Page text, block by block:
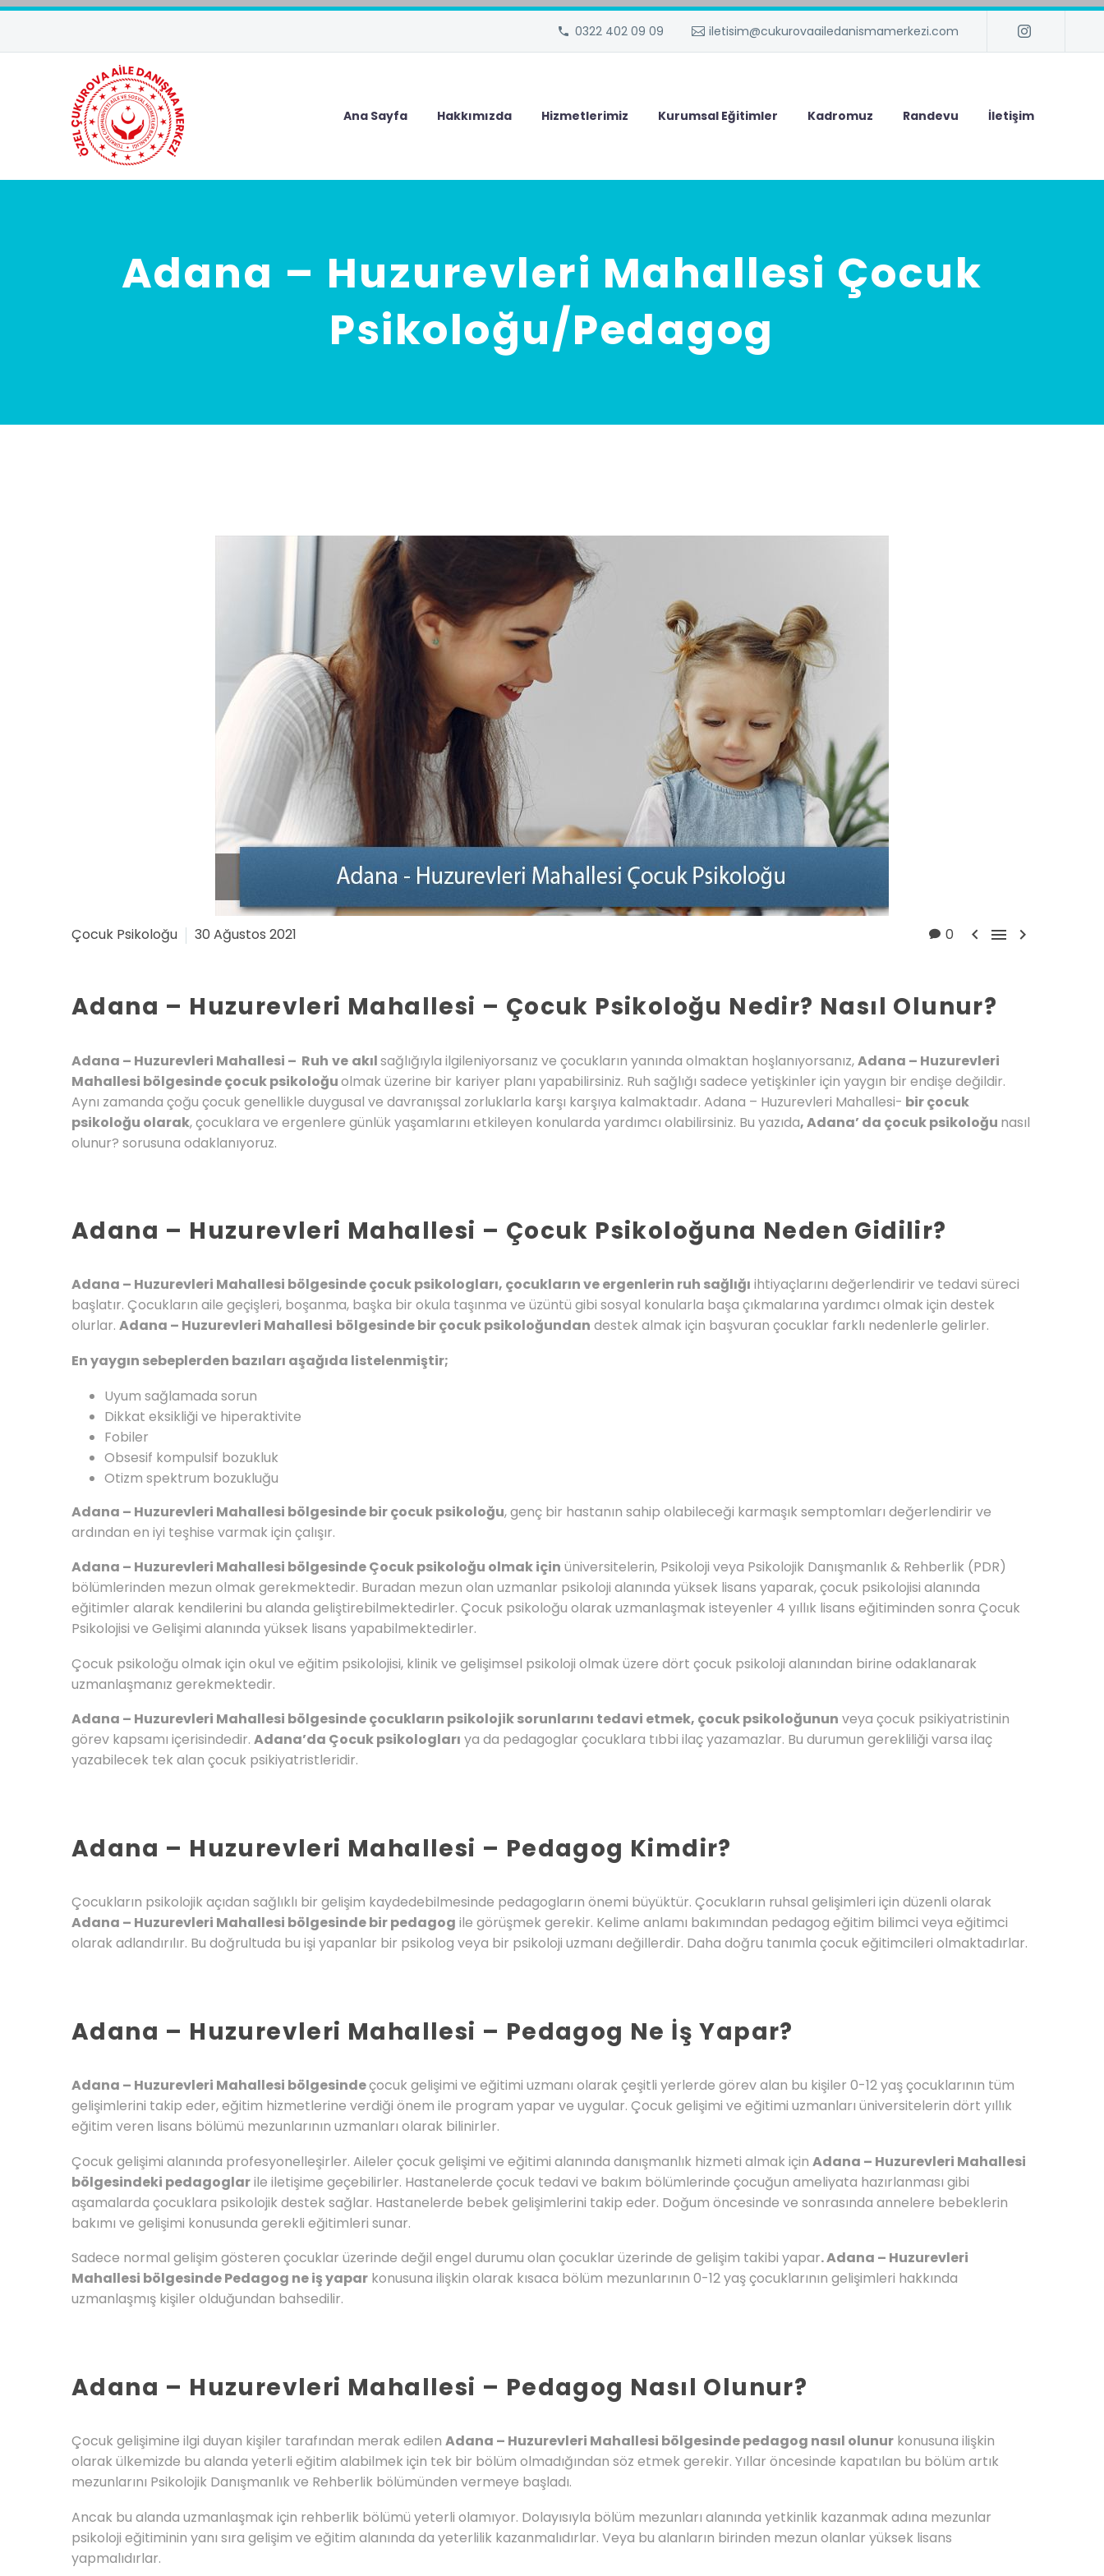
0322 402 09 09 iletisim@cukurovaailedanismamerkezi.com
Ana Sayfa Hakkımızda Hizmetlerimiz Kurumsal Eğitimler Kadromuz Randevu İletişim
Adana – Huzurevleri Mahallesi Çocuk
Psikoloğu/Pedagog
0   
Çocuk Psikoloğu 30 Ağustos 2021
Adana – Huzurevleri Mahallesi – Çocuk Psikoloğu Nedir? Nasıl Olunur?
Adana – Huzurevleri Mahallesi – Ruh ve akılsağlığıyla ilgileniyorsanız ve çocukların yanında olmaktan hoşlanıyorsanız,Adana – Huzurevleri
Mahallesi bölgesinde çocuk psikoloğuolmak üzerine bir kariyer planı yapabilirsiniz. Ruh sağlığı sadece yetişkinler için yaygın bir endişe değildir.
Aynı zamanda çoğu çocuk genellikle duygusal ve davranışsal zorluklarla karşı karşıya kalmaktadır. Adana – Huzurevleri Mahallesi- bir çocuk
psikoloğu olarak, çocuklara ve ergenlere günlük yaşamlarını etkileyen konularda yardımcı olabilirsiniz. Bu yazıda, Adana’ da çocuk psikoloğu nasıl
olunur? sorusuna odaklanıyoruz.
Adana – Huzurevleri Mahallesi – Çocuk Psikoloğuna Neden Gidilir?
Adana – Huzurevleri Mahallesi bölgesinde çocuk psikologları, çocukların ve ergenlerin ruh sağlığı ihtiyaçlarını değerlendirir ve tedavi süreci
başlatır. Çocukların aile geçişleri, boşanma, başka bir okula taşınma ve üzüntü gibi sosyal konularla başa çıkmalarına yardımcı olmak için destek
olurlar. Adana – Huzurevleri Mahallesi bölgesinde bir çocuk psikoloğundan destek almak için başvuran çocuklar farklı nedenlerle gelirler.
En yaygın sebeplerden bazıları aşağıda listelenmiştir;
Uyum sağlamada sorun
Dikkat eksikliği ve hiperaktivite
Fobiler
Obsesif kompulsif bozukluk
Otizm spektrum bozukluğu
Adana – Huzurevleri Mahallesi bölgesinde bir çocuk psikoloğu, genç bir hastanın sahip olabileceği karmaşık semptomları değerlendirir ve
ardından en iyi teşhise varmak için çalışır.
Adana – Huzurevleri Mahallesi bölgesinde Çocuk psikoloğu olmak için üniversitelerin, Psikoloji veya Psikolojik Danışmanlık & Rehberlik (PDR)
bölümlerinden mezun olmak gerekmektedir. Buradan mezun olan uzmanlar psikoloji alanında yüksek lisans yaparak, çocuk psikolojisi alanında
eğitimler alarak kendilerini bu alanda geliştirebilmektedirler. Çocuk psikoloğu olarak uzmanlaşmak isteyenler 4 yıllık lisans eğitiminden sonra Çocuk
Psikolojisi ve Gelişimi alanında yüksek lisans yapabilmektedirler.
Çocuk psikoloğu olmak için okul ve eğitim psikolojisi, klinik ve gelişimsel psikoloji olmak üzere dört çocuk psikoloji alanından birine odaklanarak
uzmanlaşmanız gerekmektedir.
Adana – Huzurevleri Mahallesi bölgesinde çocukların psikolojik sorunlarını tedavi etmek, çocuk psikoloğunun veya çocuk psikiyatristinin
görev kapsamı içerisindedir. Adana’da Çocuk psikologları ya da pedagoglar çocuklara tıbbi ilaç yazamazlar. Bu durumun gerekliliği varsa ilaç
yazabilecek tek alan çocuk psikiyatristleridir.
Adana – Huzurevleri Mahallesi – Pedagog Kimdir?
Çocukların psikolojik açıdan sağlıklı bir gelişim kaydedebilmesinde pedagogların önemi büyüktür. Çocukların ruhsal gelişimleri için düzenli olarak
Adana – Huzurevleri Mahallesi bölgesinde bir pedagog ile görüşmek gerekir. Kelime anlamı bakımından pedagog eğitim bilimci veya eğitimci
olarak adlandırılır. Bu doğrultuda bu işi yapanlar bir psikolog veya bir psikoloji uzmanı değillerdir. Daha doğru tanımla çocuk eğitimcileri olmaktadırlar.
Adana – Huzurevleri Mahallesi – Pedagog Ne İş Yapar?
Adana – Huzurevleri Mahallesi bölgesindeçocuk gelişimi ve eğitimi uzmanı olarak çeşitli yerlerde görev alan bu kişiler 0-12 yaş çocuklarının tüm
gelişimlerini takip eder, eğitim hizmetlerine verdiği önem ile program yapar ve uygular. Çocuk gelişimi ve eğitimi uzmanları üniversitelerin dört yıllık
eğitim veren lisans bölümü mezunlarının uzmanları olarak bilinirler.
Çocuk gelişimi alanında profesyonelleşirler. Aileler çocuk gelişimi ve eğitimi alanında danışmanlık hizmeti almak için Adana – Huzurevleri Mahallesi
bölgesindeki pedagoglarile iletişime geçebilirler. Hastanelerde çocuk tedavi ve bakım bölümlerinde çocuğun ameliyata hazırlanması gibi
aşamalarda çocuklara psikolojik destek sağlar. Hastanelerde bebek gelişimlerini takip eder. Doğum öncesinde ve sonrasında annelere bebeklerin
bakımı ve gelişimi konusunda gerekli eğitimleri sunar.
Sadece normal gelişim gösteren çocuklar üzerinde değil engel durumu olan çocuklar üzerinde de gelişim takibi yapar. Adana – Huzurevleri
Mahallesi bölgesinde Pedagog ne iş yapar konusuna ilişkin olarak kısaca bölüm mezunlarının 0-12 yaş çocuklarının gelişimleri hakkında
uzmanlaşmış kişiler olduğundan bahsedilir.
Adana – Huzurevleri Mahallesi – Pedagog Nasıl Olunur?
Çocuk gelişimine ilgi duyan kişiler tarafından merak edilen Adana – Huzurevleri Mahallesi bölgesinde pedagog nasıl olunur konusuna ilişkin
olarak ülkemizde bu alanda yeterli eğitim alabilmek için tek bir bölüm olmadığından söz etmek gerekir. Yıllar öncesinde kapatılan bu bölüm artık
mezunlarını Psikolojik Danışmanlık ve Rehberlik bölümünden vermeye başladı.
Ancak bu alanda uzmanlaşmak için rehberlik bölümü yeterli olamıyor. Dolayısıyla bölüm mezunları alanında yetkinlik kazanmak adına mezunlar
psikoloji eğitiminin yanı sıra gelişim ve eğitim alanında da yeterlilik kazanmalıdırlar. Veya bu alanların birinden mezun olanlar yüksek lisans
yapmalıdırlar.